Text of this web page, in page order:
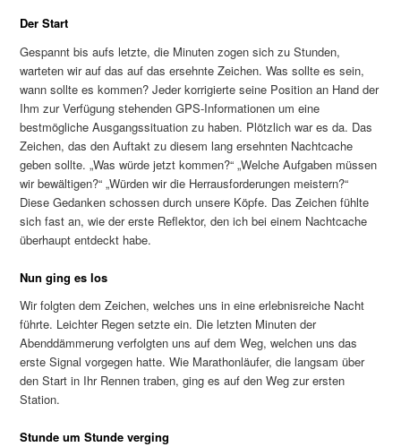
Der Start
Gespannt bis aufs letzte, die Minuten zogen sich zu Stunden,
warteten wir auf das auf das ersehnte Zeichen. Was sollte es sein,
wann sollte es kommen? Jeder korrigierte seine Position an Hand der
Ihm zur Verfügung stehenden GPS-Informationen um eine
bestmögliche Ausgangssituation zu haben. Plötzlich war es da. Das
Zeichen, das den Auftakt zu diesem lang ersehnten Nachtcache
geben sollte. „Was würde jetzt kommen?“ „Welche Aufgaben müssen
wir bewältigen?“ „Würden wir die Herrausforderungen meistern?“
Diese Gedanken schossen durch unsere Köpfe. Das Zeichen fühlte
sich fast an, wie der erste Reflektor, den ich bei einem Nachtcache
überhaupt entdeckt habe.
Nun ging es los
Wir folgten dem Zeichen, welches uns in eine erlebnisreiche Nacht
führte. Leichter Regen setzte ein. Die letzten Minuten der
Abenddämmerung verfolgten uns auf dem Weg, welchen uns das
erste Signal vorgegen hatte. Wie Marathonläufer, die langsam über
den Start in Ihr Rennen traben, ging es auf den Weg zur ersten
Station.
Stunde um Stunde verging